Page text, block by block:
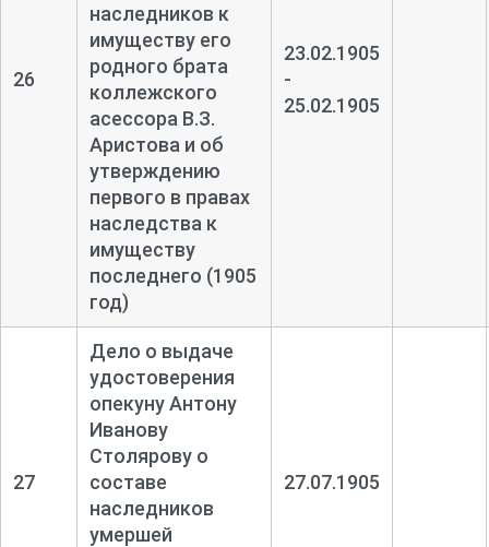
26
наследников к
имуществу его
родного брата
коллежского
асессора В.З.
Аристова и об
утверждению
первого в правах
наследства к
имуществу
последнего (1905
год)
23.02.1905
-
25.02.1905
27
Дело о выдаче
удостоверения
опекуну Антону
Иванову
Столярову о
составе
наследников
умершей
27.07.1905